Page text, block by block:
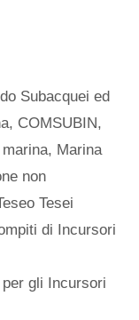
Subacquei ed
, COMSUBIN,
marina, Marina
non
Tesei
di Incursori
gli Incursori